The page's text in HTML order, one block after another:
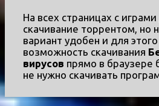
На всех страницах с
скачивание торрентом, но
вариант удобен и для
возможность скачивания
вирусов прямо в браузере
не нужно скачивать